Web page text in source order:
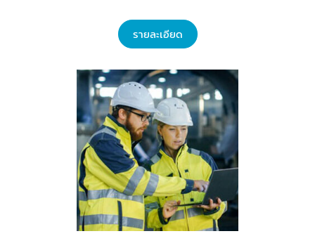
รายละเอียด